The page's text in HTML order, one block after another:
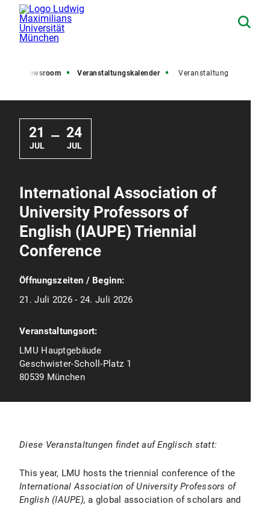
Newsroom Veranstaltungskalender Veranstaltung
21
JUL
— 24
JUL
International Association of
University Professors of
English (IAUPE) Triennial
Conference
Öffnungszeiten / Beginn:
21. Juli 2026 - 24. Juli 2026
Veranstaltungsort:
LMU Hauptgebäude
Geschwister-Scholl-Platz 1
80539 München
Diese Veranstaltungen findet auf Englisch statt:
This year, LMU hosts the triennial conference of the
International Association of University Professors of
English (IAUPE), a global association of scholars and